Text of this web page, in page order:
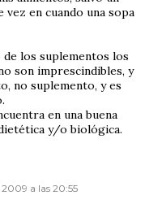
vez en cuando una sopa
los suplementos los
son imprescindibles, y
no suplemento, y es
en una buena
y/o biológica.
2009 a las 20:55